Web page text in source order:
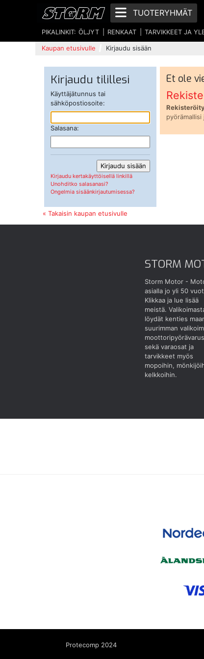
TUOTERYHMÄT
PIKALINKIT: ÖLJYT RENKAAT TARVIKKEET JA
Kaupan etusivulle Kirjaudu sisään
Kirjaudu tilillesi
Käyttäjätunnus tai
sähköpostiosoite:
Salasana:
Kirjaudu kertakäyttöisellä linkillä
Unohditko salasanasi?
Ongelmia sisäänkirjautumisessa?
Et ole
« Takaisin kaupan etusivulle
STORM
Storm Motor -
asialla jo yli 50
Klikkaa ja lue lisää
meistä.
löydät kenties
suurimman
sekä varaosat ja
tarvikkeet myös
mopoihin,
kelkkoihin.
Protecomp 2024